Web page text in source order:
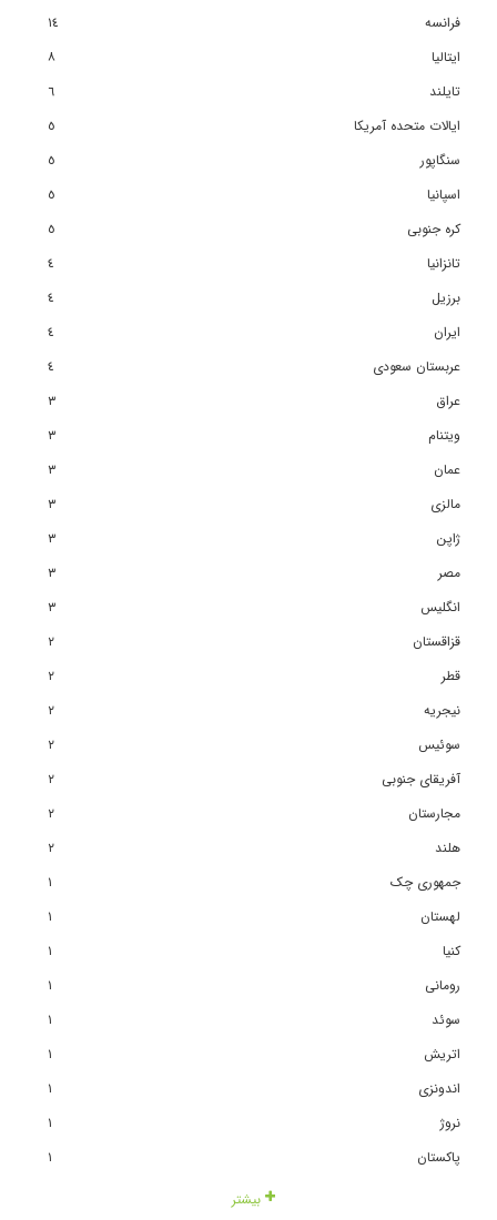
فرانسه
١٤
ایتالیا
٨
تایلند
٦
ایالات متحده آمریکا
٥
سنگاپور
٥
اسپانیا
٥
کره جنوبی
٥
تانزانیا
٤
برزیل
٤
ایران
٤
عربستان سعودی
٤
عراق
٣
ویتنام
٣
عمان
٣
مالزی
٣
ژاپن
٣
مصر
٣
انگلیس
٣
قزاقستان
٢
قطر
٢
نیجریه
٢
سوئیس
٢
آفریقای جنوبی
٢
مجارستان
٢
هلند
٢
جمهوری چک
١
لهستان
١
کنیا
١
رومانی
١
سوئد
١
اتریش
١
اندونزی
١
نروژ
١
پاکستان
١
بیشتر